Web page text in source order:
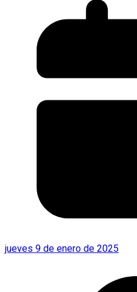
jueves 9 de enero de 2025